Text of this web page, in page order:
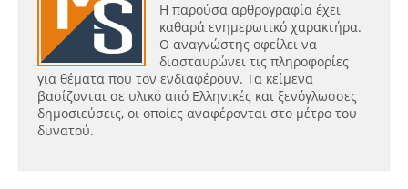
Η παρούσα αρθρογραφία έχει
καθαρά ενημερωτικό χαρακτήρα.
Ο αναγνώστης οφείλει να
διασταυρώνει τις πληροφορίες
για θέματα που τον ενδιαφέρουν. Τα κείμενα
βασίζονται σε υλικό από Ελληνικές και ξενόγλωσσες
δημοσιεύσεις, οι οποίες αναφέρονται στο μέτρο του
δυνατού.